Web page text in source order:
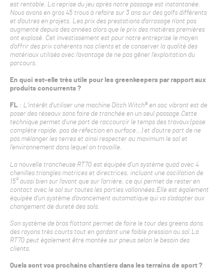
est rentable. La reprise du jeu après notre passage est instantanée.
Nous avons en gros 45 trous à refaire sur 3 ans sur des golfs différents
et d’autres en projets. Les prix des prestations d’arrosage n’ont pas
augmenté depuis des années alors que le prix des matières premières
ont explosé. Cet investissement est pour notre entreprise le moyen
d’offrir des prix cohérents nos clients et de conserver la qualité des
matériaux utilisés avec l’avantage de ne pas gêner l’exploitation du
parcours.
En quoi est-elle très utile pour les greenkeepers par rapport aux
produits concurrents ?
FL : L’intérêt d’utiliser une machine Ditch Witch® en soc vibrant est de
poser des réseaux sans faire de tranchée en un seul passage.Cette
technique permet d’une part de raccourcir le temps des travaux (pose
complète rapide, pas de réfection en surface…) et d’autre part de ne
pas mélanger les terres et ainsi respecter au maximum le sol et
l’environnement dans lequel on travaille.
La nouvelle trancheuse RT70 est équipée d’un système quad avec 4
chenilles triangles motrices et directrices, incluant une oscillation de
15° aussi bien sur l’avant que sur l’arrière, ce qui permet de rester en
contact avec le sol sur toutes les parties vallonnées. Elle est également
équipée d‘un système d’avancement automatique qui va s’adapter aux
changement de dureté des sols.
Son système de bras flottant permet de faire le tour des greens dans
des rayons très courts tout en gardant une faible pression au sol. La
RT70 peut également être montée sur pneus selon le besoin des
clients.
Quels sont vos prochains chantiers dans les terrains de sport ?